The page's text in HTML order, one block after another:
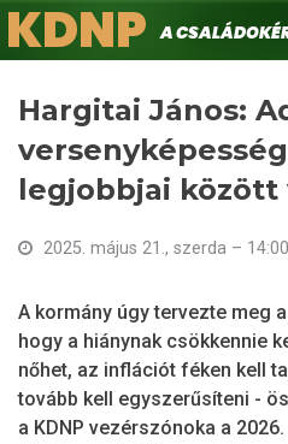
Ugrás
a
Keresés
KDNPA családokért.
Hargitai János:
legjobbjai között
2025. május 21., szerda – 14:00
A kormány úgy tervezte meg
hogy a hiánynak csökkennie
nőhet, az inflációt féken kell
tovább kell egyszerűsíteni -
a KDNP vezérszónoka a